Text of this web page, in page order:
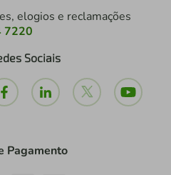
elogios e reclamações
7220
Sociais
Pagamento